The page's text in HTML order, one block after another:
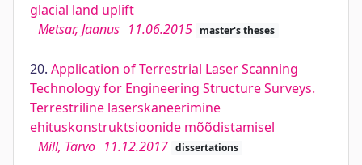
glacial land uplift
Metsar, Jaanus 11.06.2015 master's theses
20. Application of Terrestrial Laser Scanning
Technology for Engineering Structure Surveys.
Terrestriline laserskaneerimine
ehituskonstruktsioonide mõõdistamisel
Mill, Tarvo 11.12.2017 dissertations